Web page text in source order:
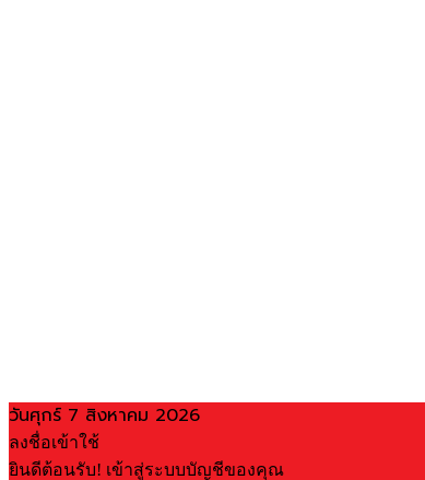
วันศุกร์ 7 สิงหาคม 2026
ลงชื่อเข้าใช้
ยินดีต้อนรับ! เข้าสู่ระบบบัญชีของคุณ